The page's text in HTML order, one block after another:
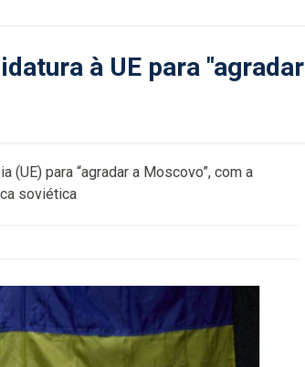
à UE para "agradar
(UE) para “agradar a Moscovo”, com a
soviética